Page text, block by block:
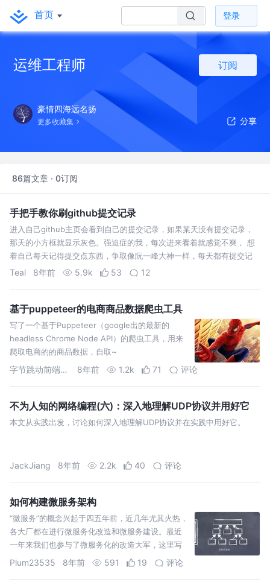
首页 登录
运维工程师 订阅
豪情四海远名扬
更多收藏集
86篇文章 · 0订阅
手把手教你刷github提交记录
进入自己github主页会看到自己的提交记录，如果某天没有提交记录，
那天的小方框就显示灰色。强迫症的我，每次进来看着就感觉不爽， 想
着自己每天记得提交点东西，争取像阮一峰大神一样，每天都有提交记
录。 但是，毕竟是人，哪天忙了就会忘记提交，所以想着能不能实现在
Teal 8年前 5.9k 53 12
基于puppeteer的电商商品数据爬虫工具
写了一个基于Puppeteer（google出的最新的
headless Chrome Node API）的爬虫工具，用来
爬取电商的的商品数据，自取~
字节跳动前端招聘 8年前 1.2k 71 评论
不为人知的网络编程(六)：深入地理解UDP协议并用好它
本文从实践出发，讨论如何深入地理解UDP协议并在实践中用好它。
JackJiang 8年前 2.2k 40 评论
如何构建微服务架构
“微服务”的概念兴起于四五年前，近几年尤其火热，
各大厂都在进行微服务化改造和微服务建设。最近
一年来我们也参与了微服务化的改造大军，这里写
下一些做微服务系统设计和开发时的切身感受。
Plum23535 8年前 591 19 评论